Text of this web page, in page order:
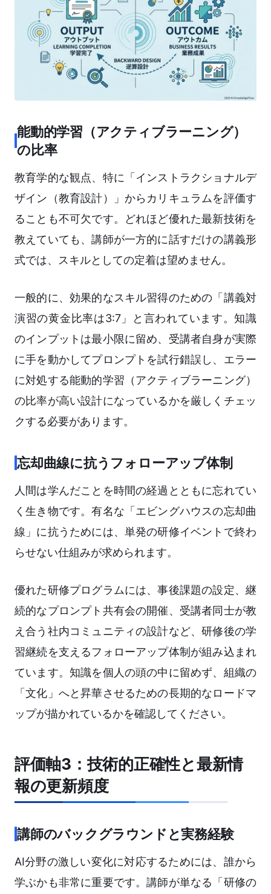
能動的学習（アクティブラーニング）
の比率
教育学的な観点、特に「インストラクショナルデ
ザイン（教育設計）」からカリキュラムを評価す
ることも不可欠です。どれほど優れた最新技術を
教えていても、講師が一方的に話すだけの講義形
式では、スキルとしての定着は望めません。
一般的に、効果的なスキル習得のための「講義対
演習の黄金比率は3:7」と言われています。知識
のインプットは最小限に留め、受講者自身が実際
に手を動かしてプロンプトを試行錯誤し、エラー
に対処する能動的学習（アクティブラーニング）
の比率が高い設計になっているかを厳しくチェッ
クする必要があります。
忘却曲線に抗うフォローアップ体制
人間は学んだことを時間の経過とともに忘れてい
く生き物です。有名な「エビングハウスの忘却曲
線」に抗うためには、単発の研修イベントで終わ
らせない仕組みが求められます。
優れた研修プログラムには、事後課題の設定、継
続的なプロンプト共有会の開催、受講者同士が教
え合う社内コミュニティの設計など、研修後の学
習継続を支えるフォローアップ体制が組み込まれ
ています。知識を個人の頭の中に留めず、組織の
「文化」へと昇華させるための長期的なロードマ
ップが描かれているかを確認してください。
評価軸3：技術的正確性と最新情
報の更新頻度
講師のバックグラウンドと実務経験
AI分野の激しい変化に対応するためには、誰から
学ぶかも非常に重要です。講師が単なる「研修の